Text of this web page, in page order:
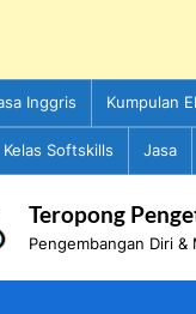
Inggris Kumpulan
Kelas Softskills Jasa
Teropong
Pengembangan Diri &